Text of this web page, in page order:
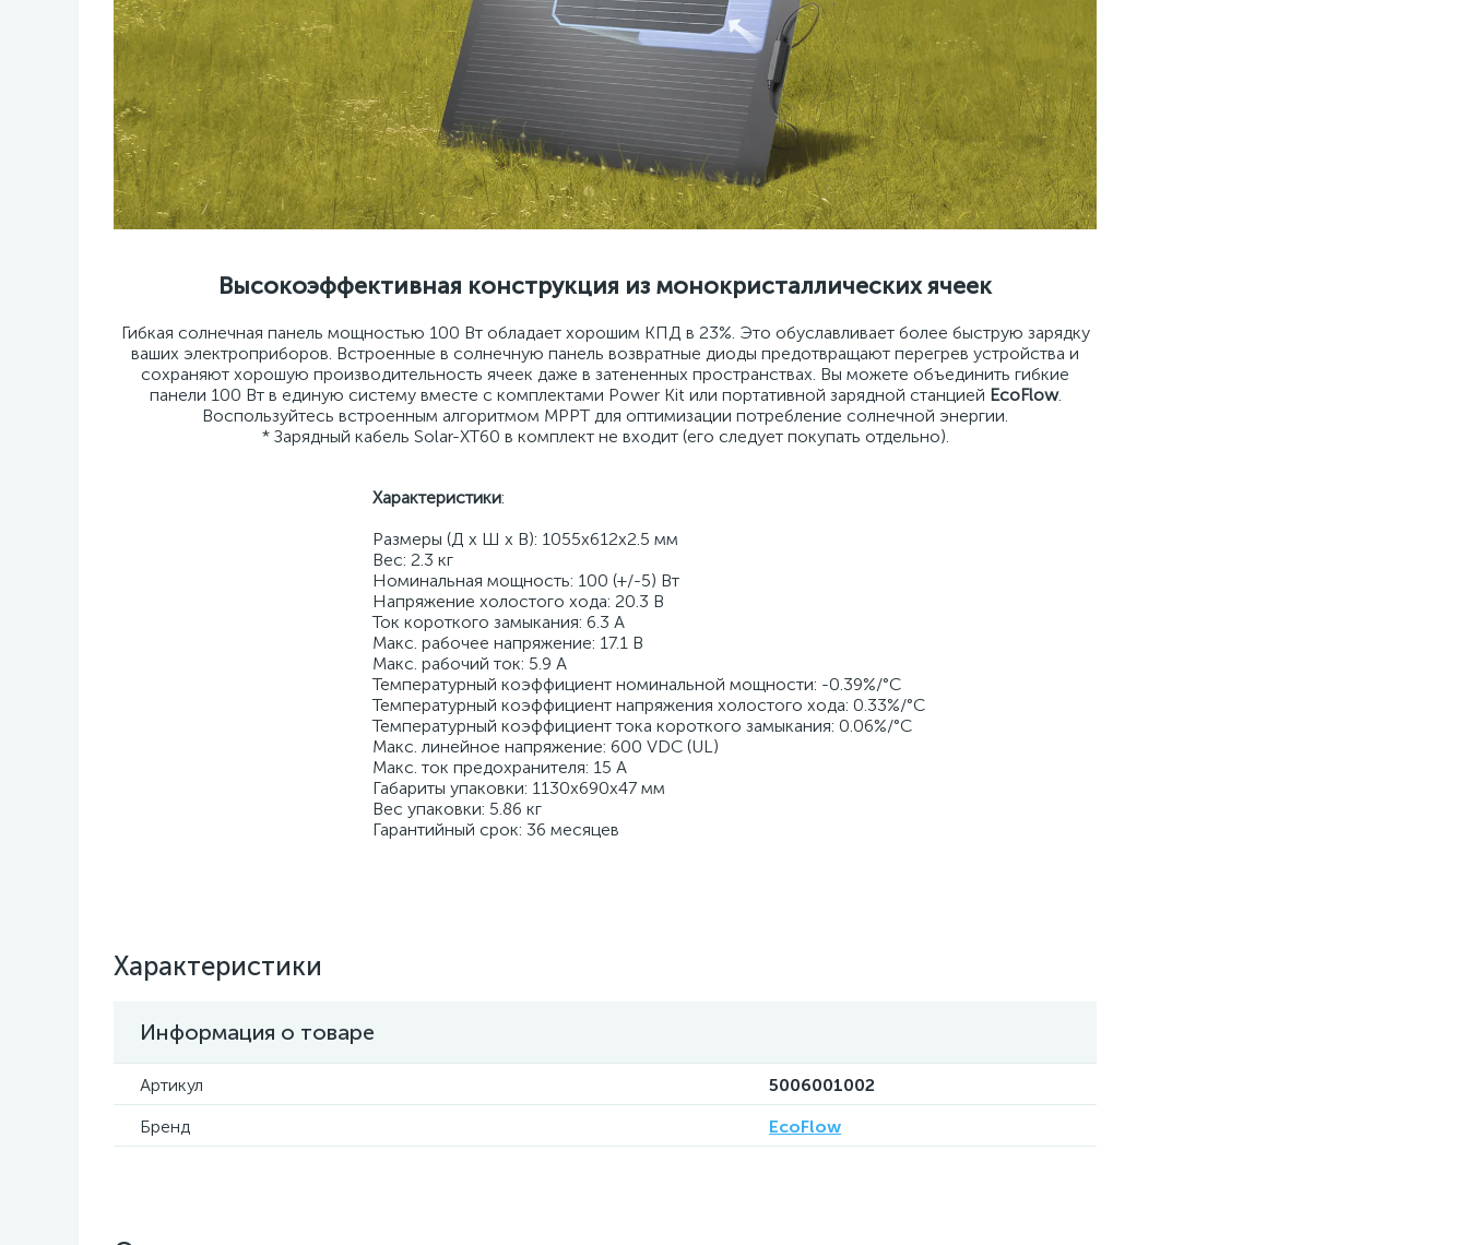
Высокоэффективная конструкция из монокристаллических ячеек
Гибкая солнечная панель мощностью 100 Вт обладает хорошим КПД в 23%. Это обуславливает более быструю зарядку
ваших электроприборов. Встроенные в солнечную панель возвратные диоды предотвращают перегрев устройства и
сохраняют хорошую производительность ячеек даже в затененных пространствах. Вы можете объединить гибкие
панели 100 Вт в единую систему вместе с комплектами Power Kit или портативной зарядной станцией EcoFlow.
Воспользуйтесь встроенным алгоритмом MPPT для оптимизации потребление солнечной энергии.
* Зарядный кабель Solar-XT60 в комплект не входит (его следует покупать отдельно).
Характеристики:
Размеры (Д x Ш x В): 1055x612x2.5 мм
Вес: 2.3 кг
Номинальная мощность: 100 (+/-5) Вт
Напряжение холостого хода: 20.3 В
Ток короткого замыкания: 6.3 А
Макс. рабочее напряжение: 17.1 В
Макс. рабочий ток: 5.9 А
Температурный коэффициент номинальной мощности: -0.39%/°C
Температурный коэффициент напряжения холостого хода: 0.33%/°C
Температурный коэффициент тока короткого замыкания: 0.06%/°C
Макс. линейное напряжение: 600 VDC (UL)
Макс. ток предохранителя: 15 A
Габариты упаковки: 1130x690x47 мм
Вес упаковки: 5.86 кг
Гарантийный срок: 36 месяцев
Характеристики
Информация о товаре
Артикул
5006001002
Бренд
EcoFlow